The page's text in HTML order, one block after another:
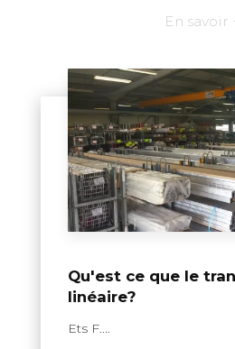
En savoir
Qu'est ce que le
linéaire?
Ets F....